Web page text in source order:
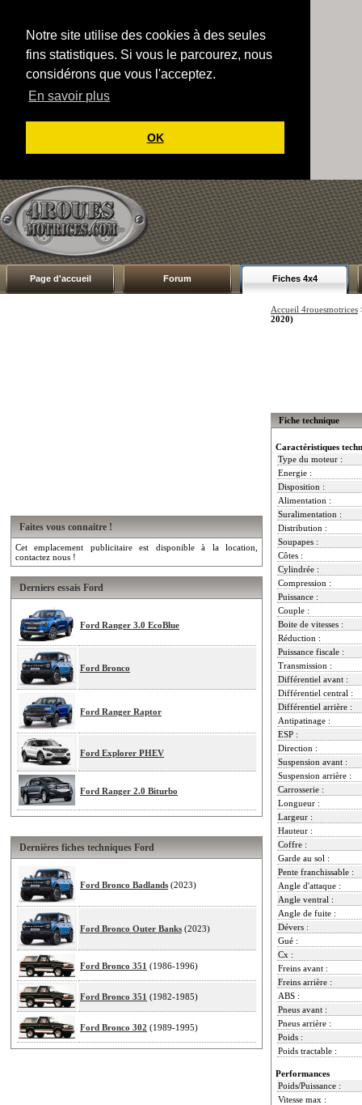
Notre site utilise des cookies à des seules
fins statistiques. Si vous le parcourez, nous
considérons que vous l'acceptez.
En savoir plus
OK
Page d'accueil Forum Fiches 4x4
Faites vous connaitre !
Cet emplacement publicitaire est disponible à la location,
contactez nous !
Derniers essais Ford
Ford Ranger 3.0 EcoBlue
Ford Bronco
Ford Ranger Raptor
Ford Explorer PHEV
Ford Ranger 2.0 Biturbo
Dernières fiches techniques Ford
Ford Bronco Badlands (2023)
Ford Bronco Outer Banks (2023)
Ford Bronco 351 (1986-1996)
Ford Bronco 351 (1982-1985)
Ford Bronco 302 (1989-1995)
Accueil 4rouesmotrices
2020)
Fiche technique
Caractéristiques
Type du moteur :
Energie :
Disposition :
Alimentation :
Suralimentation :
Distribution :
Soupapes :
Côtes :
Cylindrée :
Compression :
Puissance :
Couple :
Boite de vitesses :
Réduction :
Puissance fiscale :
Transmission :
Différentiel avant :
Différentiel central :
Différentiel arrière :
Antipatinage :
ESP :
Direction :
Suspension avant :
Suspension arrière :
Carrosserie :
Longueur :
Largeur :
Hauteur :
Coffre :
Garde au sol :
Pente franchissable :
Angle d'attaque :
Angle ventral :
Angle de fuite :
Dévers :
Gué :
Cx :
Freins avant :
Freins arrière :
ABS :
Pneus avant :
Pneus arrière :
Poids :
Poids tractable :
Performances
Poids/Puissance :
Vitesse max :